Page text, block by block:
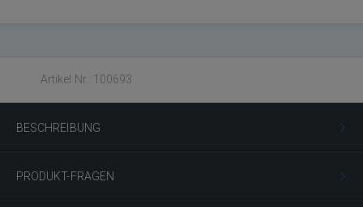
Artikel Nr.: 100693
BESCHREIBUNG
PRODUKT-FRAGEN